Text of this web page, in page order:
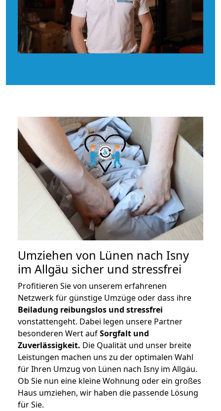
Umziehen von Lünen nach Isny
im Allgäu sicher und stressfrei
Profitieren Sie von unserem erfahrenen
Netzwerk für günstige Umzüge oder dass ihre
Beiladung reibungslos und stressfrei
vonstattengeht. Dabei legen unsere Partner
besonderen Wert aufSorgfalt und
Zuverlässigkeit. Die Qualität und unser breite
Leistungen machen uns zu der optimalen Wahl
für Ihren Umzug von Lünen nach Isny im Allgäu.
Ob Sie nun eine kleine Wohnung oder ein großes
Haus umziehen, wir haben die passende Lösung
für Sie.